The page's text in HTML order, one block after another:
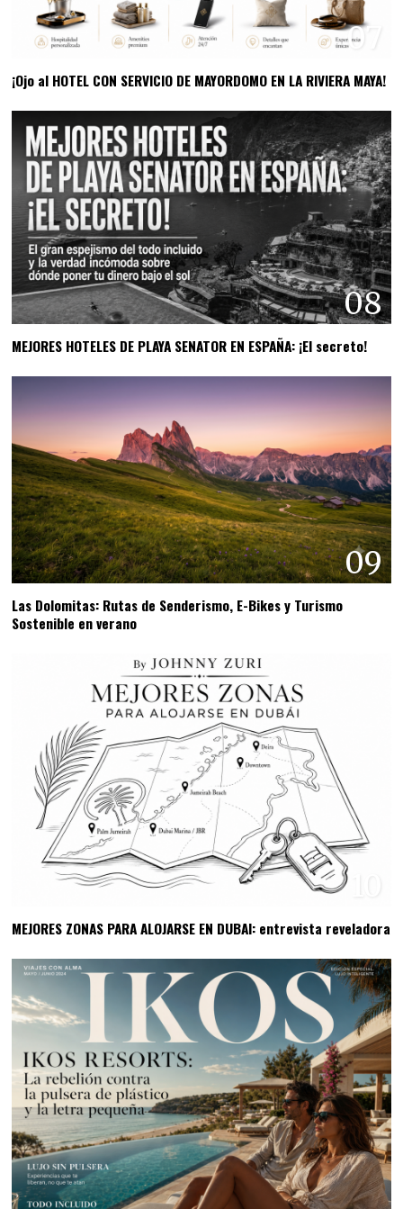
07
¡Ojo al HOTEL CON SERVICIO DE MAYORDOMO EN LA RIVIERA MAYA!
08
MEJORES HOTELES DE PLAYA SENATOR EN ESPAÑA: ¡El secreto!
09
Las Dolomitas: Rutas de Senderismo, E-Bikes y Turismo
Sostenible en verano
MEJORES ZONAS PARA ALOJARSE EN DUBAI: entrevista reveladora